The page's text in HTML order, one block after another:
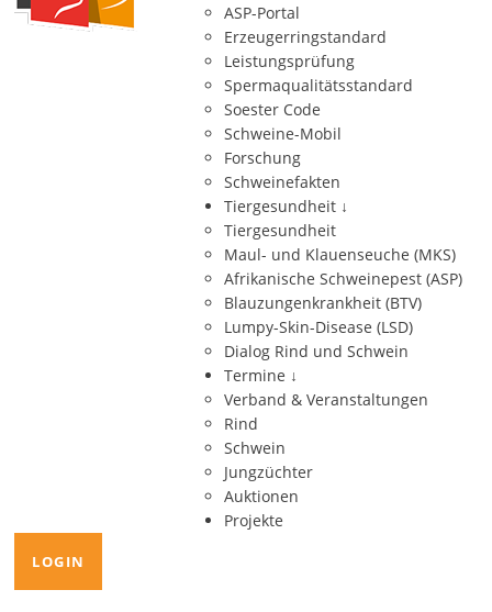
ASP-Portal
Erzeugerringstandard
Leistungsprüfung
Spermaqualitätsstandard
Soester Code
Schweine-Mobil
Forschung
Schweinefakten
Tiergesundheit ↓
Tiergesundheit
Maul- und Klauenseuche (MKS)
Afrikanische Schweinepest (ASP)
Blauzungenkrankheit (BTV)
Lumpy-Skin-Disease (LSD)
Dialog Rind und Schwein
Termine ↓
Verband & Veranstaltungen
Rind
Schwein
Jungzüchter
Auktionen
Projekte
LOGIN